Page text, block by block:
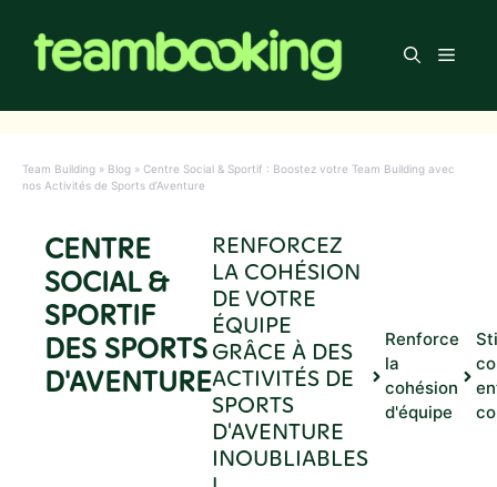
contenu
Menu
Team Building » Blog » Centre Social & Sportif : Boostez votre Team Building avec
nos Activités de Sports d’Aventure
CENTRE
SOCIAL &
SPORTIF
DES SPORTS
D'AVENTURE
RENFORCEZ
LA COHÉSION
DE VOTRE
ÉQUIPE
GRÂCE À DES
ACTIVITÉS DE
SPORTS
D'AVENTURE
INOUBLIABLES
Renforce
la
cohésion
d'équipe